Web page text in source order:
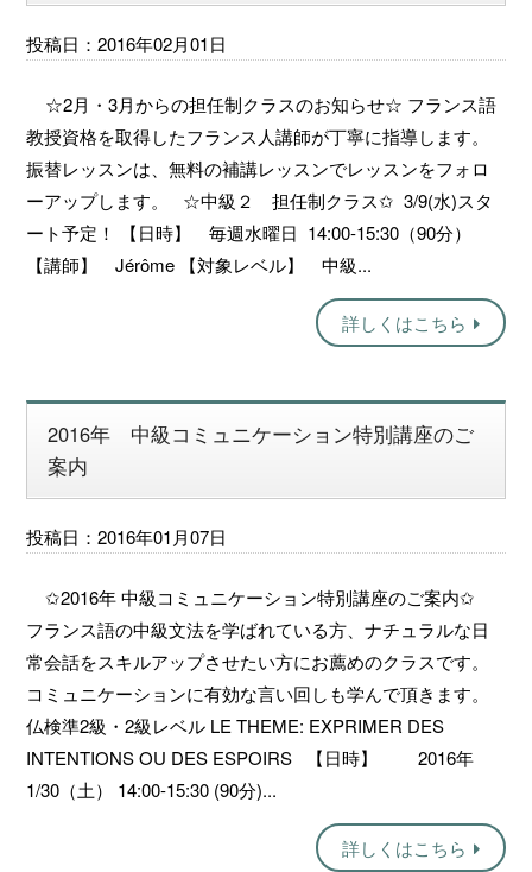
投稿日：2016年02月01日
☆2月・3月からの担任制クラスのお知らせ☆ フランス語
教授資格を取得したフランス人講師が丁寧に指導します。
振替レッスンは、無料の補講レッスンでレッスンをフォロ
ーアップします。 ☆中級２ 担任制クラス✩ 3/9(水)スタ
ート予定！ 【日時】 毎週水曜日 14:00-15:30（90分）
【講師】 Jérôme 【対象レベル】 中級...
詳しくはこちら
2016年 中級コミュニケーション特別講座のご
案内
投稿日：2016年01月07日
✩2016年 中級コミュニケーション特別講座のご案内✩
フランス語の中級文法を学ばれている方、ナチュラルな日
常会話をスキルアップさせたい方にお薦めのクラスです。
コミュニケーションに有効な言い回しも学んで頂きます。
仏検準2級・2級レベル LE THEME: EXPRIMER DES
INTENTIONS OU DES ESPOIRS 【日時】 2016年
1/30（土） 14:00-15:30 (90分)...
詳しくはこちら